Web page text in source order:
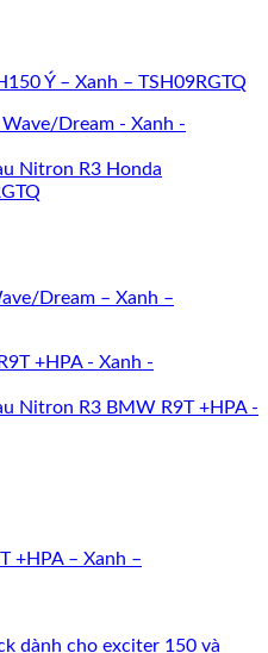
Ý – Xanh – TSH09RGTQ
Dream – Xanh –
+HPA – Xanh –